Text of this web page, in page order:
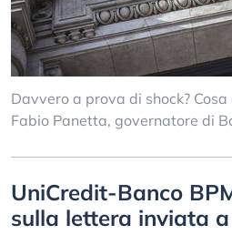
Davvero a prova di shock?
Fabio Panetta, governatore di
UniCredit-Banco
sulla lettera inviata a